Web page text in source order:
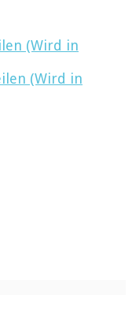
(Wird in
(Wird in